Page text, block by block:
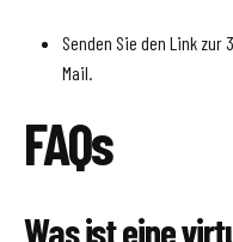
Senden Sie den Link zur
Mail.
FAQs
Was ist eine